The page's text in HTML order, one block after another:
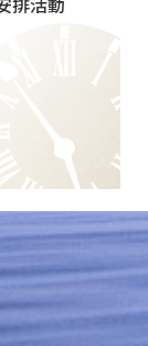
排活動